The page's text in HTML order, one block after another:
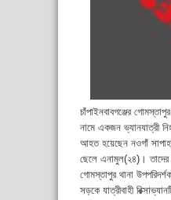
চাঁপাইনবাবগঞ্জের
নামে একজন ভ্যানযাত্রী
আহত হয়েছেন নওগাঁ
ছেলে এনামুল(২৪)। তাদের
গোমস্তাপুর থানা
সড়কে যাত্রীবাহী